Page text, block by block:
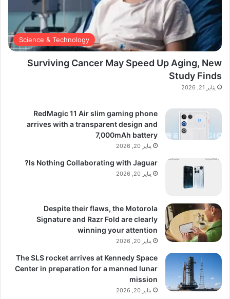
Science & Technology
Surviving Cancer May Speed Up Aging, New
Study Finds
يناير 21, 2026
RedMagic 11 Air slim gaming phone
arrives with a transparent design and
7,000mAh battery
يناير 20, 2026
Is Nothing Collaborating with Jaguar?
يناير 20, 2026
Despite their flaws, the Motorola
Signature and Razr Fold are clearly
winning your attention
يناير 20, 2026
The SLS rocket arrives at Kennedy Space
Center in preparation for a manned lunar
mission
يناير 20, 2026